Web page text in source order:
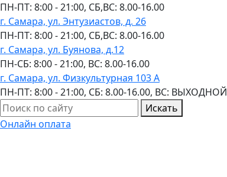
ПН-ПТ: 8:00 - 21:00, СБ,ВС: 8.00-16.00
г. Самара, ул. Энтузиастов, д. 26
ПН-ПТ: 8:00 - 21:00, СБ,ВС: 8.00-16.00
г. Самара, ул. Буянова, д.12
ПН-СБ: 8:00 - 21:00, ВС: 8.00-16.00
г. Самара, ул. Физкультурная 103 А
ПН-ПТ: 8:00 - 21:00, СБ: 8.00-16.00, ВС: ВЫХОДНОЙ
Искать
Онлайн оплата